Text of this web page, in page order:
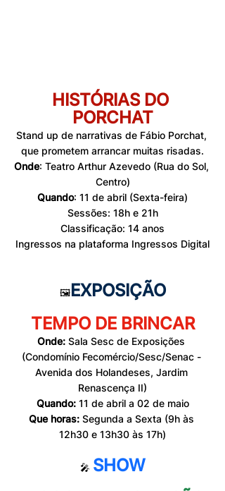
HISTÓRIAS DO
PORCHAT
Stand up de narrativas de Fábio Porchat,
que prometem arrancar muitas risadas.
Onde: Teatro Arthur Azevedo (Rua do Sol,
Centro)
Quando: 11 de abril (Sexta-feira)
Sessões: 18h e 21h
Classificação: 14 anos
Ingressos na plataforma Ingressos Digital
🖼EXPOSIÇÃO
TEMPO DE BRINCAR
Onde: Sala Sesc de Exposições
(Condomínio Fecomércio/Sesc/Senac -
Avenida dos Holandeses, Jardim
Renascença II)
Quando: 11 de abril a 02 de maio
Que horas: Segunda a Sexta (9h às
12h30 e 13h30 às 17h)
🎤 SHOW